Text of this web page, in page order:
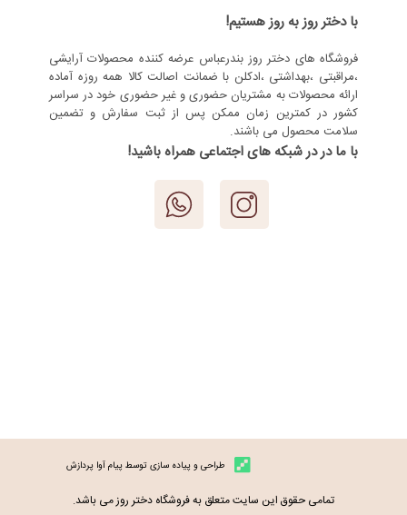
با دختر روز به روز هستیم!
فروشگاه های دختر روز بندرعباس عرضه کننده محصولات آرایشی
،مراقبتی ،بهداشتی ،ادکلن با ضمانت اصالت کالا همه روزه آماده
ارائه محصولات به مشتریان حضوری و غیر حضوری خود در سراسر
کشور در کمترین زمان ممکن پس از ثبت سفارش و تضمین
سلامت محصول می باشند.
با ما در در شبکه های اجتماعی همراه باشید!
طراحی و پیاده سازی توسط پیام آوا پردازش
تمامی حقوق این سایت متعلق به فروشگاه دختر روز می باشد.